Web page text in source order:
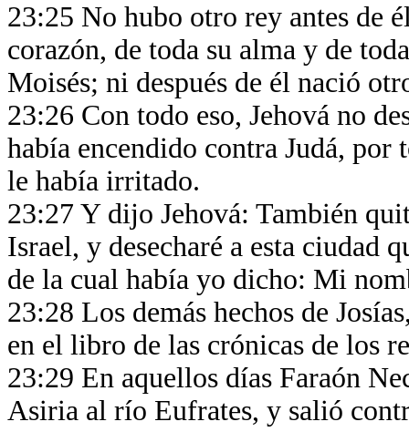
23:25 No hubo otro rey antes de
corazón, de toda su alma y de
Moisés; ni después de él nació
23:26 Con todo eso, Jehová no
había encendido contra Judá, por
le había irritado.
23:27 Y dijo Jehová: También
Israel, y desecharé a esta ciudad
de la cual había yo dicho: Mi
23:28 Los demás hechos de
en el libro de las crónicas de los
23:29 En aquellos días Faraón
Asiria al río Eufrates, y salió